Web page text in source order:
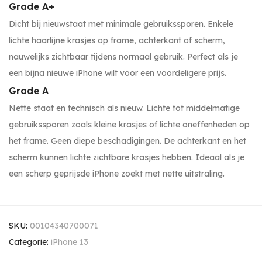
Grade A+
Dicht bij nieuwstaat met minimale gebruikssporen. Enkele
lichte haarlijne krasjes op frame, achterkant of scherm,
nauwelijks zichtbaar tijdens normaal gebruik. Perfect als je
een bijna nieuwe iPhone wilt voor een voordeligere prijs.
Grade A
Nette staat en technisch als nieuw. Lichte tot middelmatige
gebruikssporen zoals kleine krasjes of lichte oneffenheden op
het frame. Geen diepe beschadigingen. De achterkant en het
scherm kunnen lichte zichtbare krasjes hebben. Ideaal als je
een scherp geprijsde iPhone zoekt met nette uitstraling.
SKU: 00104340700071
Categorie: iPhone 13